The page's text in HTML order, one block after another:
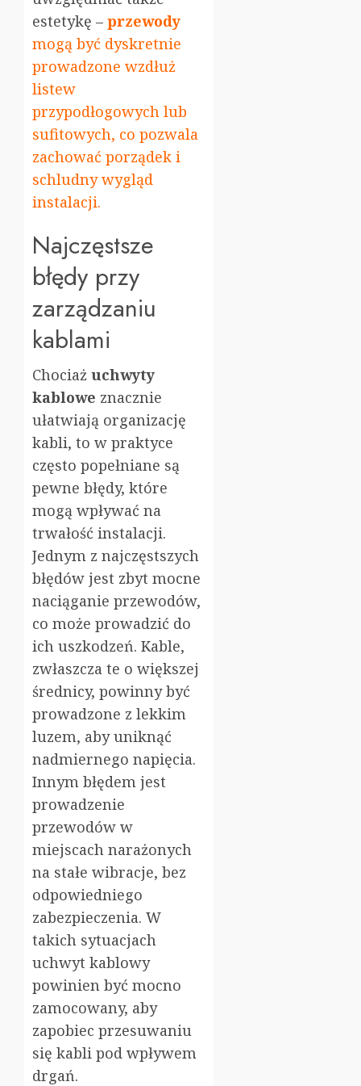
estetykę – przewody
mogą być dyskretnie
prowadzone wzdłuż
listew
przypodłogowych lub
sufitowych, co pozwala
zachować porządek i
schludny wygląd
instalacji.
Najczęstsze
błędy przy
zarządzaniu
kablami
Chociaż uchwyty
kablowe znacznie
ułatwiają organizację
kabli, to w praktyce
często popełniane są
pewne błędy, które
mogą wpływać na
trwałość instalacji.
Jednym z najczęstszych
błędów jest zbyt mocne
naciąganie przewodów,
co może prowadzić do
ich uszkodzeń. Kable,
zwłaszcza te o większej
średnicy, powinny być
prowadzone z lekkim
luzem, aby uniknąć
nadmiernego napięcia.
Innym błędem jest
prowadzenie
przewodów w
miejscach narażonych
na stałe wibracje, bez
odpowiedniego
zabezpieczenia. W
takich sytuacjach
uchwyt kablowy
powinien być mocno
zamocowany, aby
zapobiec przesuwaniu
się kabli pod wpływem
drgań.